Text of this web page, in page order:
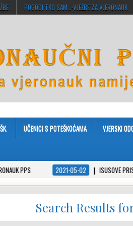
POGODI TKO SAM…-VJEŽBE ZA VJERONAUK
UČENICI S POTEŠKOĆAMA VJERSKI
2021-05-02 ISUSOVE PRISPODOBE U
Search Results